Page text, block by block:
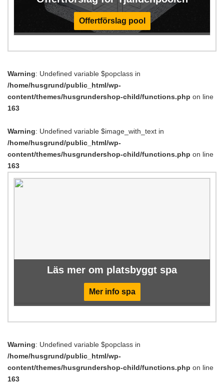
Offertförslag pool
Warning: Undefined variable $popclass in
/home/husgrund/public_html/wp-
content/themes/husgrundershop-child/functions.php on line
163
Warning: Undefined variable $image_with_text in
/home/husgrund/public_html/wp-
content/themes/husgrundershop-child/functions.php on line
163
Läs mer om platsbyggt spa
Mer info spa
Warning: Undefined variable $popclass in
/home/husgrund/public_html/wp-
content/themes/husgrundershop-child/functions.php on line
163